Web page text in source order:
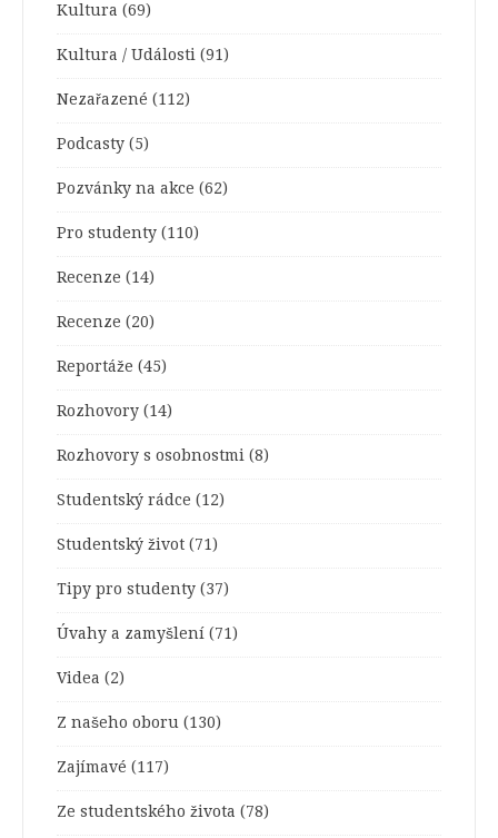
Kultura (69)
Kultura / Události (91)
Nezařazené (112)
Podcasty (5)
Pozvánky na akce (62)
Pro studenty (110)
Recenze (14)
Recenze (20)
Reportáže (45)
Rozhovory (14)
Rozhovory s osobnostmi (8)
Studentský rádce (12)
Studentský život (71)
Tipy pro studenty (37)
Úvahy a zamyšlení (71)
Videa (2)
Z našeho oboru (130)
Zajímavé (117)
Ze studentského života (78)